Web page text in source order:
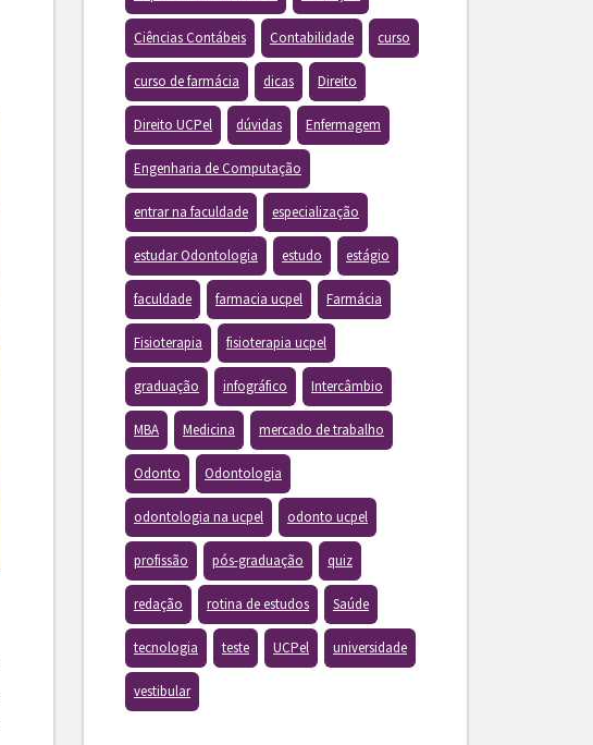
Ciências Contábeis Contabilidade curso
curso de farmácia dicas Direito
Direito UCPel dúvidas Enfermagem
Engenharia de Computação
entrar na faculdade especialização
estudar Odontologia estudo estágio
faculdade farmacia ucpel Farmácia
Fisioterapia fisioterapia ucpel
graduação infográfico Intercâmbio
MBA Medicina mercado de trabalho
Odonto Odontologia
odontologia na ucpel odonto ucpel
profissão pós-graduação quiz
redação rotina de estudos Saúde
tecnologia teste UCPel universidade
vestibular